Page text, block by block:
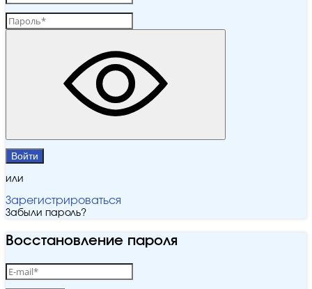
Войти
или
Зарегистрироваться
Забыли пароль?
Восстановление пароля